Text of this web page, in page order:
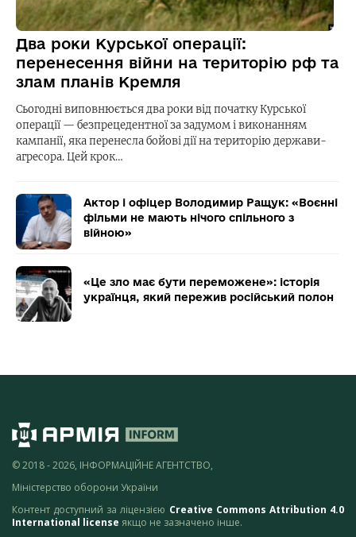
Два роки Курської операції:
перенесення війни на територію рф та
злам планів Кремля
Сьогодні виповнюється два роки від початку Курської
операції — безпрецедентної за задумом і виконанням
кампанії, яка перенесла бойові дії на територію держави-
агресора. Цей крок…
Актор і офіцер Володимир Ращук: «Воєнні
фільми не мають нічого спільного з
війною»
«Це зло має бути переможене»: історія
українця, який пережив російський полон
© 2018 - 2026, ІНФОРМАЦІЙНЕ АГЕНТСТВО,
Міністерство оборони України
Контент доступний за ліцензією Creative Commons Attribution 4.0
International license якщо не зазначено інше.